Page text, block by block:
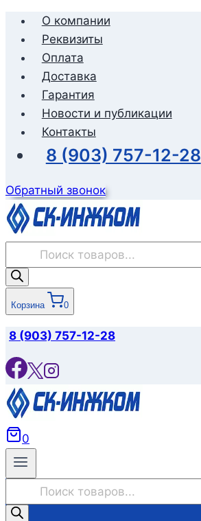
Перейти
содержимому
О компании
Реквизиты
Оплата
Доставка
Гарантия
Новости и публикации
Контакты
8 (903) 757-12-28
Обратный звонок
товаров
Корзина 0
8 (903) 757-12-28
0
товаров